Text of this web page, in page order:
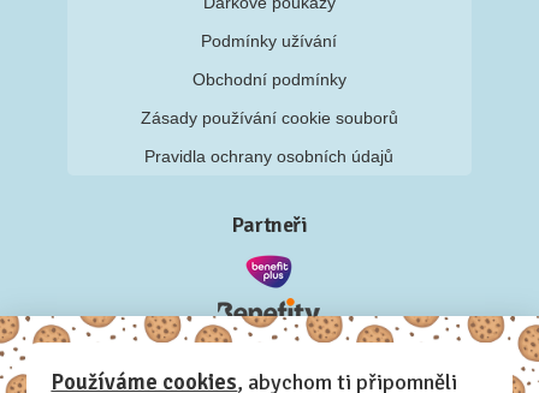
Podmínky užívání
Obchodní podmínky
Zásady používání cookie souborů
Pravidla ochrany osobních údajů
Partneři
Používáme cookies, abychom ti připomněli